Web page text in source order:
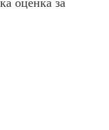
оценка за